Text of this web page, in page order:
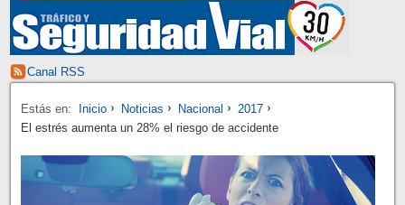
Canal RSS
Estás en: Inicio Noticias Nacional
2017
El estrés aumenta un 28% el riesgo de accidente